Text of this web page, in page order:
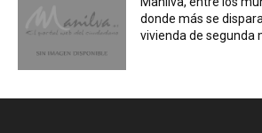
donde más se
vivienda de segunda